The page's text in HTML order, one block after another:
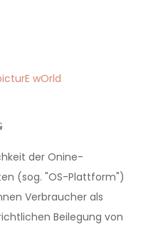
wOrld
der Onine-
(sog. "OS-Plattform")
Verbraucher als
Beilegung von